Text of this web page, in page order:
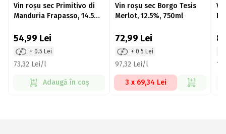
Vin roșu sec Primitivo di
Manduria Frapasso, 14.5%,
54,99 Lei
+ 0.5 Lei
73,32 Lei/l
Adaugă în coș
Vin roșu sec Borgo Tesis
Merlot, 12.5%, 750ml
72,99 Lei
+ 0.5 Lei
97,32 Lei/l
3 x 69,34 Lei